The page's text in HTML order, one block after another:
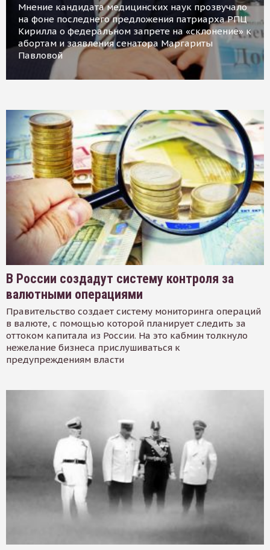
Мнение кандидата медицинских наук прозвучало
на фоне последнего предложения патриарха РПЦ
Кирилла о федеральном запрете на «склонение» к
абортам и заявления сенатора Маргариты
Павловой
В России создадут систему контроля за
валютными операциями
Правительство создает систему мониторинга операций
в валюте, с помощью которой планирует следить за
оттоком капитала из России. На это кабмин толкнуло
нежелание бизнеса прислушиваться к
предупреждениям власти